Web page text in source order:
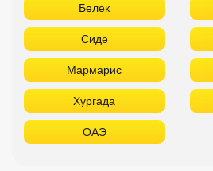
Белек
Сиде
Мармарис
Хургада
ОАЭ